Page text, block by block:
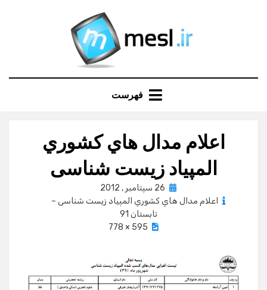
فهرست
اعلام مدال هاي كشوري
المپياد زيست شناسی
Posted
on
26 سپتامبر , 2012
اعلام مدال هاي كشوري المپياد زيست شناسی –
تابستان 91
595 × 778